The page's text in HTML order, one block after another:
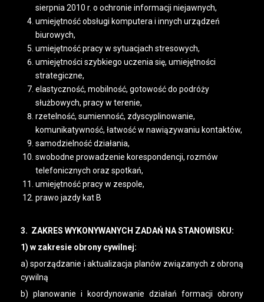
sierpnia 2010 r. o ochronie informacji niejawnych,
umiejętność obsługi komputera i innych urządzeń
biurowych,
umiejętność pracy w sytuacjach stresowych,
umiejętności szybkiego uczenia się, umiejętności
strategiczne,
elastyczność, mobilność, gotowość do podróży
służbowych, pracy w terenie,
rzetelność, sumienność, zdyscyplinowanie,
komunikatywność, łatwość w nawiązywaniu kontaktów,
samodzielność działania,
swobodne prowadzenie korespondencji, rozmów
telefonicznych oraz spotkań,
umiejętność pracy w zespole,
prawo jazdy kat B
3. ZAKRES WYKONYWANYCH ZADAŃ NA STANOWISKU:
1) w zakresie obrony cywilnej:
a) sporządzanie i aktualizacja planów związanych z obroną
cywilną
b) planowanie i koordynowanie działań formacji obrony